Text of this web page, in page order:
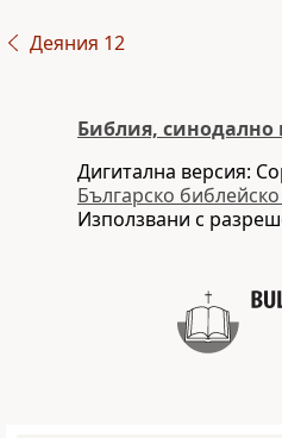
Деяния 12
Библия, синодално
Дигитална версия:
Българско
Използвани с